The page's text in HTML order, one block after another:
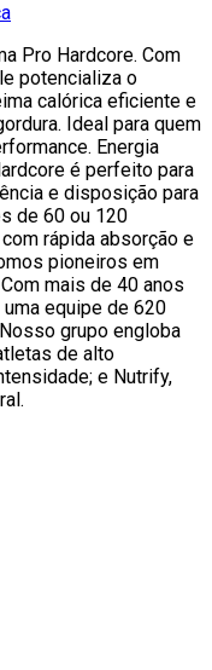
Pro Hardcore. Com
potencializa o
calórica eficiente e
Ideal para quem
Energia
é perfeito para
e disposição para
de 60 ou 120
rápida absorção e
pioneiros em
mais de 40 anos
equipe de 620
grupo engloba
de alto
e Nutrify,